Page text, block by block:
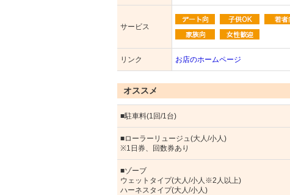
サービス
リンク お店のホームページ
オススメ
■駐車料(1回/1台)
■ローラーリュージュ(大人/小人)
※1日券、回数券あり
■ゾーブ
ウェットタイプ(大人/小人※2人以上)
ハーネスタイプ(大人/小人)